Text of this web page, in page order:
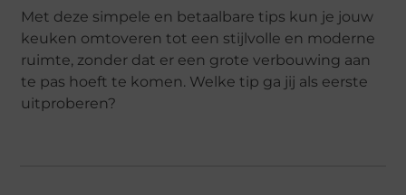
Met deze simpele en betaalbare tips kun je jouw
keuken omtoveren tot een stijlvolle en moderne
ruimte, zonder dat er een grote verbouwing aan
te pas hoeft te komen. Welke tip ga jij als eerste
uitproberen?